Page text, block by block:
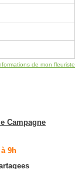
de mon fleuriste
Campagne
9h